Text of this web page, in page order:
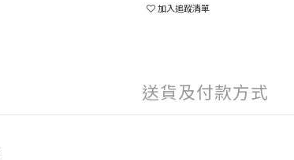
加入追蹤清單
送貨及付款方式